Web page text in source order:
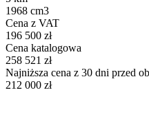
1968 cm3
Cena z VAT
196 500 zł
Cena katalogowa
258 521 zł
Najniższa cena z 30 dni przed
212 000 zł